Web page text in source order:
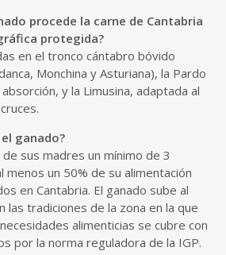
procede la carne de Cantabria
protegida?
en el tronco cántabro bóvido
Monchina y Asturiana), la Pardo
y la Limusina, adaptada al
ganado?
sus madres un mínimo de 3
menos un 50% de su alimentación
en Cantabria. El ganado sube al
las tradiciones de la zona en la que
alimenticias se cubre con
por la norma reguladora de la IGP.